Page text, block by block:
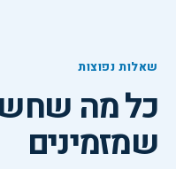
שאלות נפוצות
כל מה
שמזמינים